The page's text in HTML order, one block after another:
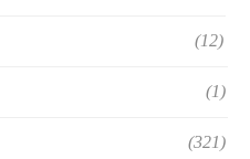
(12)
(1)
(321)